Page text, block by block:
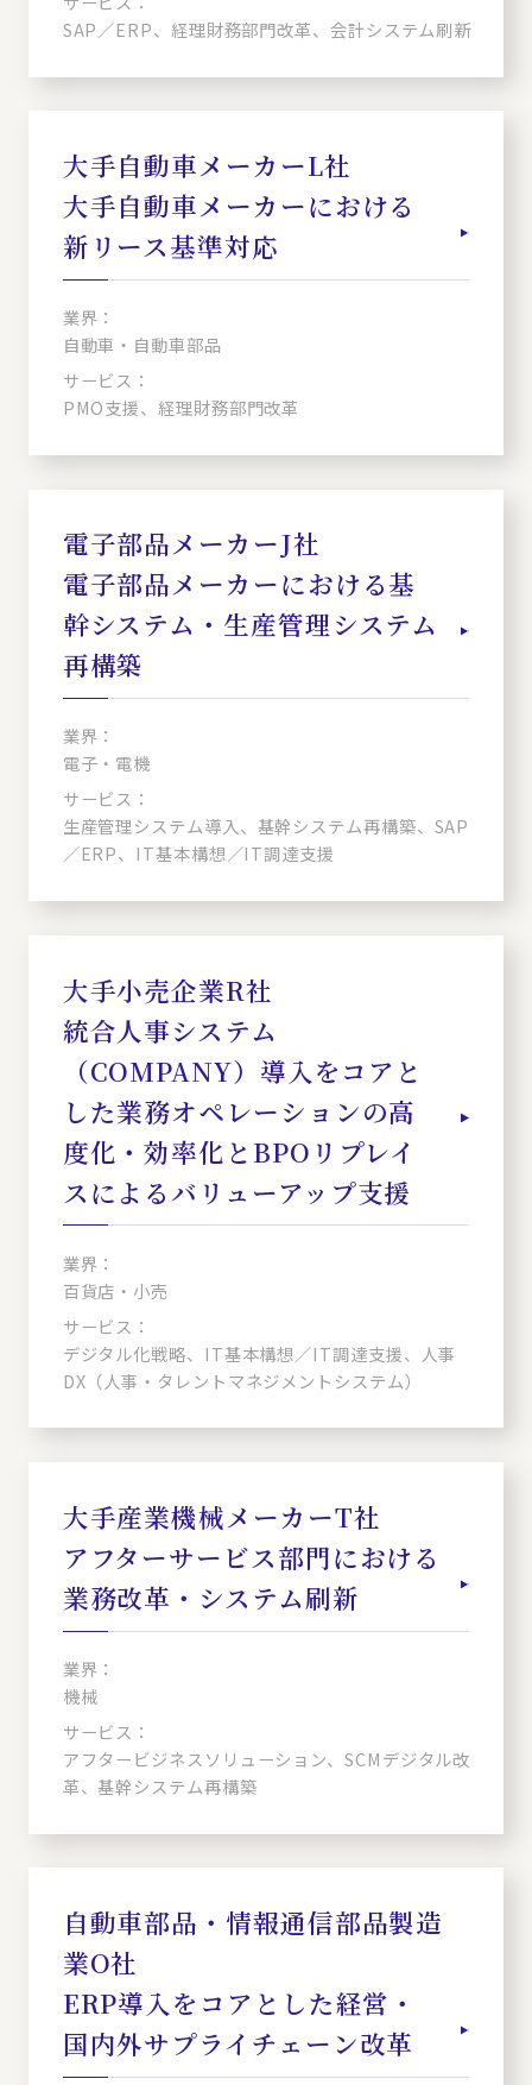
SAP／ERP、経理財務部門改革、会計システム刷新
大手自動車メーカーL社
大手自動車メーカーにおける
新リース基準対応
業界：
自動車・自動車部品
サービス：
PMO支援、経理財務部門改革
電子部品メーカーJ社
電子部品メーカーにおける基
幹システム・生産管理システム
再構築
業界：
電子・電機
サービス：
生産管理システム導入、基幹システム再構築、SAP
／ERP、IT基本構想／IT調達支援
大手小売企業R社
統合人事システム
（COMPANY）導入をコアと
した業務オペレーションの高
度化・効率化とBPOリプレイ
スによるバリューアップ支援
業界：
百貨店・小売
サービス：
デジタル化戦略、IT基本構想／IT調達支援、人事
DX（人事・タレントマネジメントシステム）
大手産業機械メーカーT社
アフターサービス部門における
業務改革・システム刷新
業界：
機械
サービス：
アフタービジネスソリューション、SCMデジタル改
革、基幹システム再構築
自動車部品・情報通信部品製造
業O社
ERP導入をコアとした経営・
国内外サプライチェーン改革